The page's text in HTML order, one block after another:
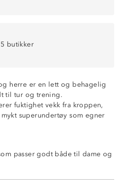
butikker
herre er en lett og behagelig
til tur og trening.
fuktighet vekk fra kroppen,
superundertøy som egner
passer godt både til dame og